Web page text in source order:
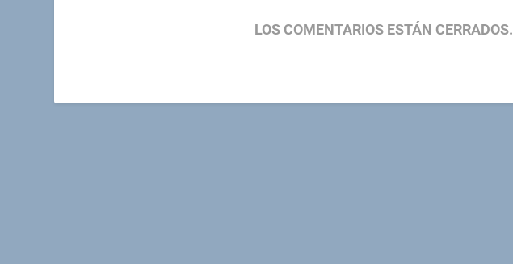
LOS COMENTARIOS ESTÁN CERRADOS.